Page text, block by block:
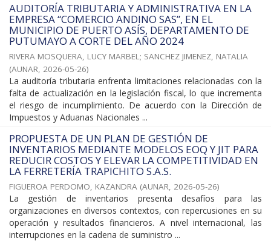
AUDITORÍA TRIBUTARIA Y ADMINISTRATIVA EN LA
EMPRESA “COMERCIO ANDINO SAS”, EN EL
MUNICIPIO DE PUERTO ASÍS, DEPARTAMENTO DE
PUTUMAYO A CORTE DEL AÑO 2024
RIVERA MOSQUERA, LUCY MARBEL; SANCHEZ JIMENEZ, NATALIA
(AUNAR, 2026-05-26)
La auditoría tributaria enfrenta limitaciones relacionadas con la
falta de actualización en la legislación fiscal, lo que incrementa
el riesgo de incumplimiento. De acuerdo con la Dirección de
Impuestos y Aduanas Nacionales ...
PROPUESTA DE UN PLAN DE GESTIÓN DE
INVENTARIOS MEDIANTE MODELOS EOQ Y JIT PARA
REDUCIR COSTOS Y ELEVAR LA COMPETITIVIDAD EN
LA FERRETERÍA TRAPICHITO S.A.S.
FIGUEROA PERDOMO, KAZANDRA (AUNAR, 2026-05-26)
La gestión de inventarios presenta desafíos para las
organizaciones en diversos contextos, con repercusiones en su
operación y resultados financieros. A nivel internacional, las
interrupciones en la cadena de suministro ...